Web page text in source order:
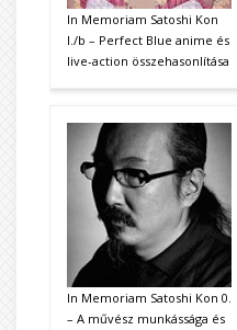
In Memoriam Satoshi Kon
I./b – Perfect Blue anime és
live-action összehasonlítása
In Memoriam Satoshi Kon 0.
– A művész munkássága és